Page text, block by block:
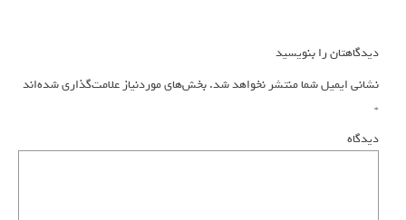
دیدگاهتان را بنویسید
نشانی ایمیل شما منتشر نخواهد شد.بخش‌های موردنیاز علامت‌گذاری شده‌اند
*
دیدگاه